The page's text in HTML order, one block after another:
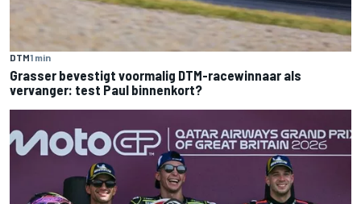
DTM1 min
Grasser bevestigt voormalig DTM-racewinnaar als
vervanger: test Paul binnenkort?